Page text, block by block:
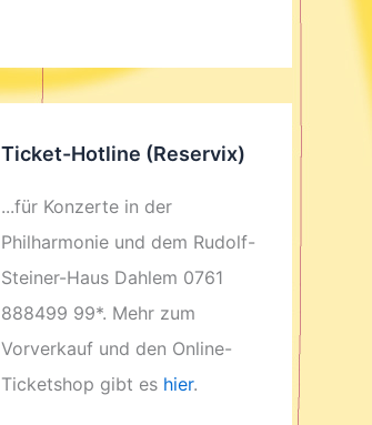
Ticket-Hotline (Reservix)
...für Konzerte in der
Philharmonie und dem Rudolf-
Steiner-Haus Dahlem 0761
888499 99*. Mehr zum
Vorverkauf und den Online-
Ticketshop gibt es hier.